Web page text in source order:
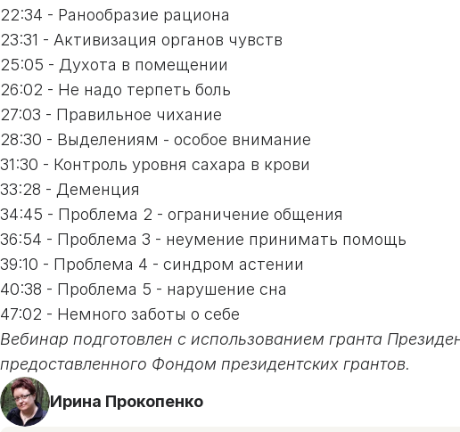
22:34 - Ранообразие рациона
23:31 - Активизация органов чувств
25:05 - Духота в помещении
26:02 - Не надо терпеть боль
27:03 - Правильное чихание
28:30 - Выделениям - особое внимание
31:30 - Контроль уровня сахара в крови
33:28 - Деменция
34:45 - Проблема 2 - ограничение общения
36:54 - Проблема 3 - неумение принимать помощь
39:10 - Проблема 4 - синдром астении
40:38 - Проблема 5 - нарушение сна
47:02 - Немного заботы о себе
Вебинар подготовлен с использованием гранта
предоставленного Фондом президентских грантов.
Ирина Прокопенко